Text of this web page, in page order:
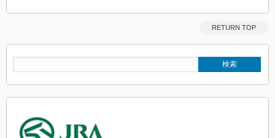
RETURN TOP